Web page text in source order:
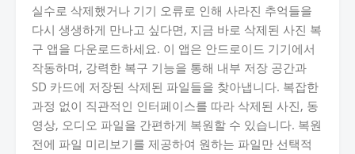
실수로 삭제했거나 기기 오류로 인해 사라진 추억들을
다시 생생하게 만나고 싶다면, 지금 바로 삭제된 사진 복
구 앱을 다운로드하세요. 이 앱은 안드로이드 기기에서
작동하며, 강력한 복구 기능을 통해 내부 저장 공간과
SD 카드에 저장된 삭제된 파일들을 찾아냅니다. 복잡한
과정 없이 직관적인 인터페이스를 따라 삭제된 사진, 동
영상, 오디오 파일을 간편하게 복원할 수 있습니다. 복원
전에 파일 미리보기를 제공하여 원하는 파일만 선택적